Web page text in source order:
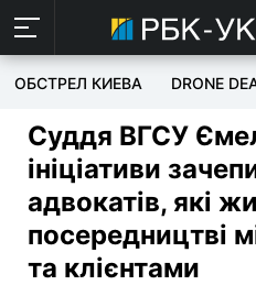
ОБСТРЕЛ КИЕВА DRONE
Суддя ВГСУ
ініціативи
адвокатів, які
посередництві
та клієнтами